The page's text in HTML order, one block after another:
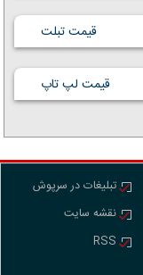
قیمت تبلت
قیمت لپ تاپ
تبلیغات در سرپوش
نقشه سایت
RSS